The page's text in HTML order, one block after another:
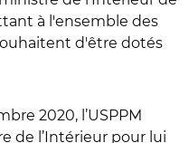
à l'ensemble des
d'être dotés
2020, l’USPPM
de l’Intérieur pour lui